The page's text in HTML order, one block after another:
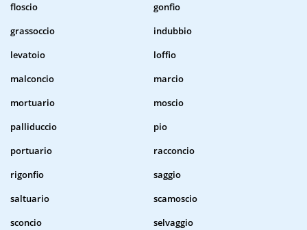
floscio
gonfio
grassoccio
indubbio
levatoio
loffio
malconcio
marcio
mortuario
moscio
palliduccio
pio
portuario
racconcio
rigonfio
saggio
saltuario
scamoscio
sconcio
selvaggio